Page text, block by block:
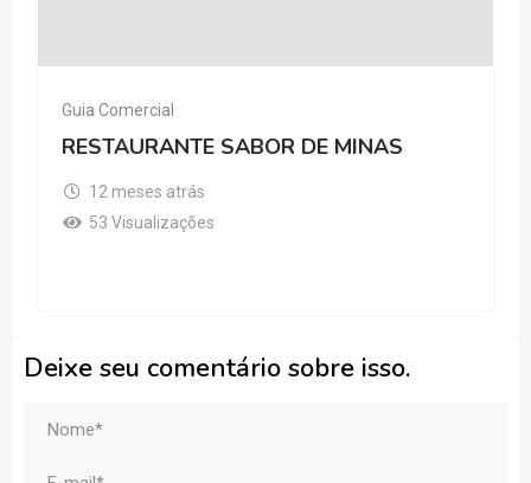
Guia Comercial
RESTAURANTE SABOR DE MINAS
12 meses atrás
53 Visualizações
Deixe seu comentário sobre isso.